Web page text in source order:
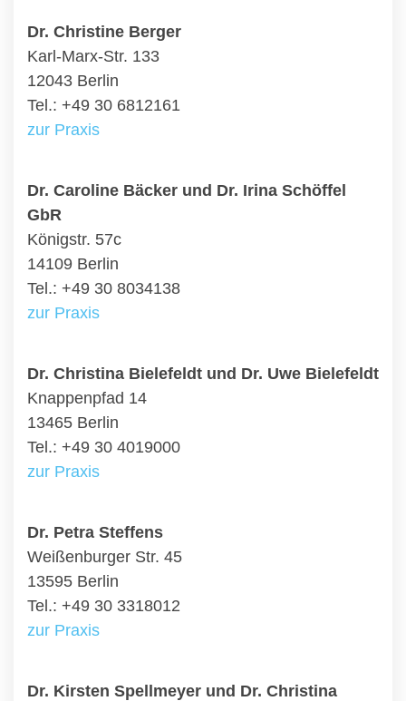
Dr. Christine Berger
Karl-Marx-Str. 133
12043 Berlin
Tel.: +49 30 6812161
zur Praxis
Dr. Caroline Bäcker und Dr. Irina Schöffel
GbR
Königstr. 57c
14109 Berlin
Tel.: +49 30 8034138
zur Praxis
Dr. Christina Bielefeldt und Dr. Uwe Bielefeldt
Knappenpfad 14
13465 Berlin
Tel.: +49 30 4019000
zur Praxis
Dr. Petra Steffens
Weißenburger Str. 45
13595 Berlin
Tel.: +49 30 3318012
zur Praxis
Dr. Kirsten Spellmeyer und Dr. Christina